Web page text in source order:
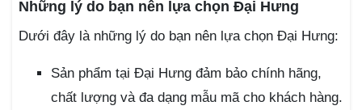
Những lý do bạn nên lựa chọn Đại Hưng
Dưới đây là những lý do bạn nên lựa chọn Đại Hưng:
Sản phẩm tại Đại Hưng đảm bảo chính hãng,
chất lượng và đa dạng mẫu mã cho khách hàng.